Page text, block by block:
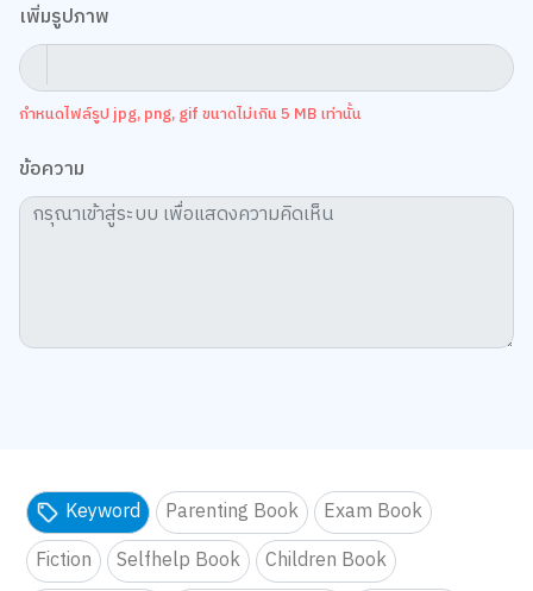
เพิ่มรูปภาพ
กำหนดไฟล์รูป jpg, png, gif ขนาดไม่เกิน 5 MB เท่านั้น
ข้อความ
Keyword Parenting Book
Exam Book
Fiction
Selfhelp Book
Children Book